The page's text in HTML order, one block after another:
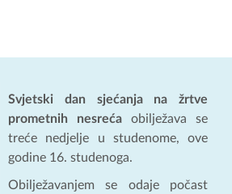
Svjetski dan sjećanja na žrtve
prometnih nesreća obilježava se
treće nedjelje u studenome, ove
godine 16. studenoga.
Obilježavanjem se odaje počast